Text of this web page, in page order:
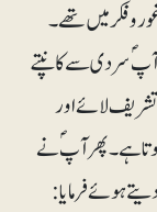
و فکر میں تھے۔
سردی سے کانپتے
لائے اور
ہوتا ہے۔ پھر آپؐ نے
ہوئے فرمایا: